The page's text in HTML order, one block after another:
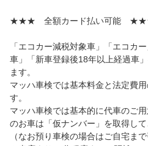
★★★ 全額カード払い可能
「エコカー減税対象車」「エコカ
車」「新車登録後18年以上経過車
ます。
マッハ車検では基本料金と法定費
す。
マッハ車検では基本的に代車のご
のお車は「仮ナンバー」を取得して
（なお預り車検の場合はご自宅ま